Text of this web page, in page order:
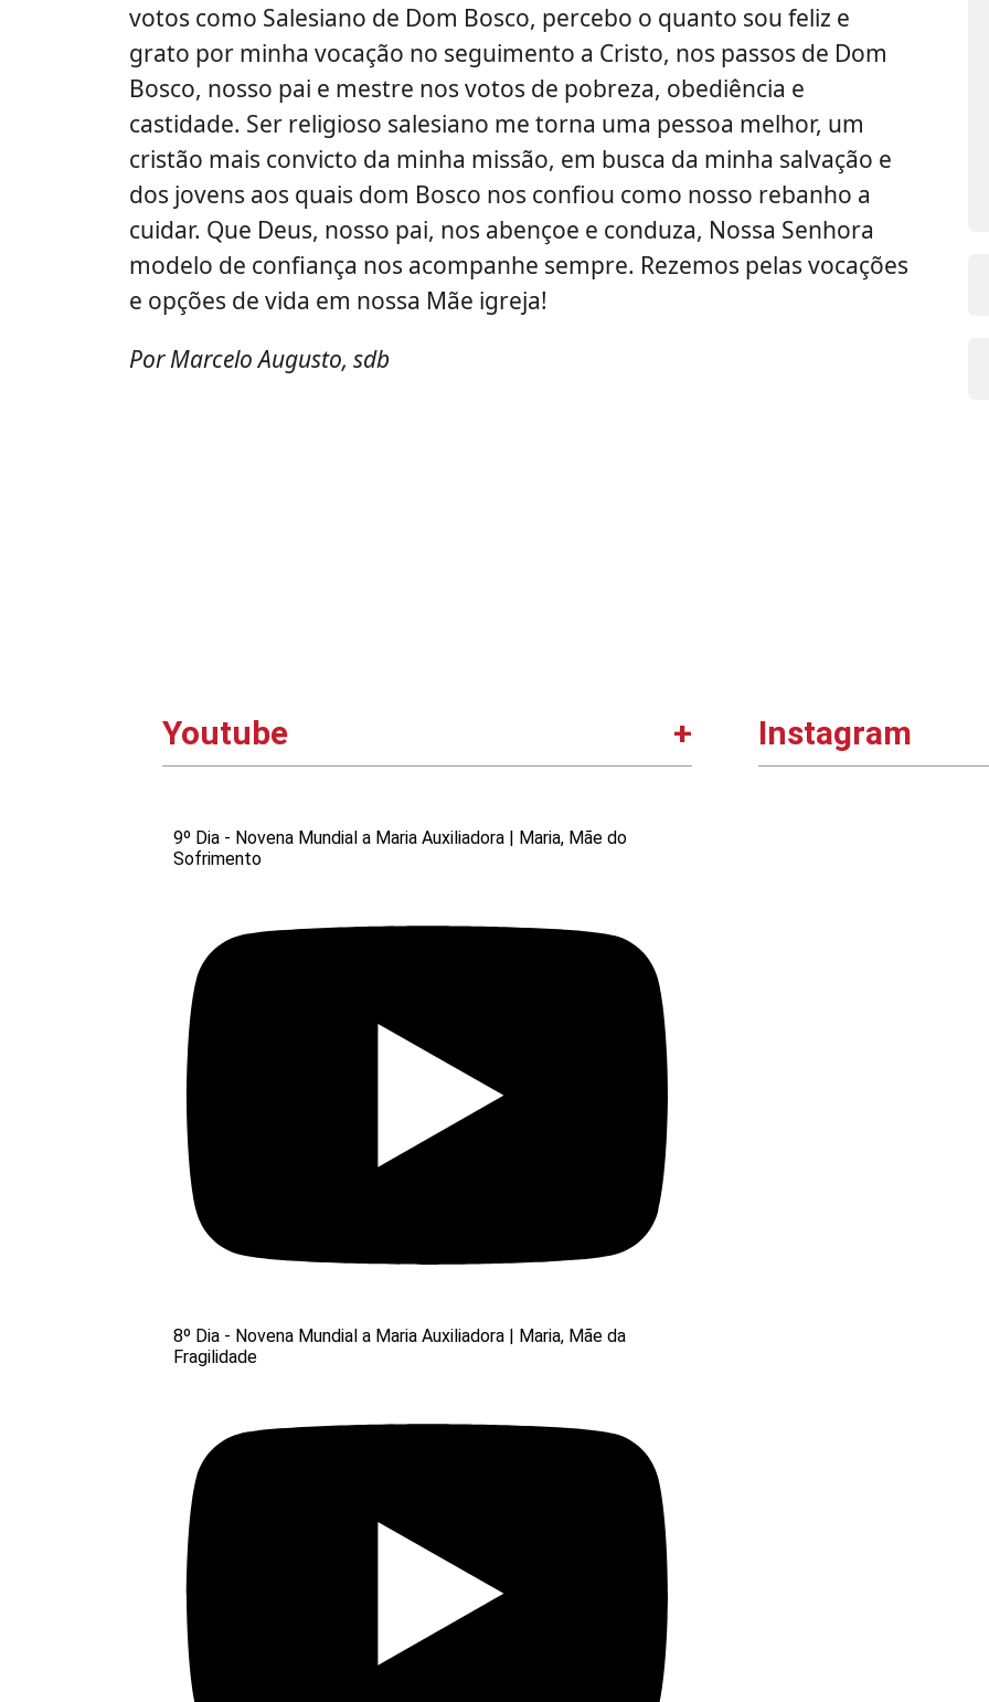
votos como Salesiano de Dom Bosco, percebo o quanto sou feliz e
grato por minha vocação no seguimento a Cristo, nos passos de Dom
Bosco, nosso pai e mestre nos votos de pobreza, obediência e
castidade. Ser religioso salesiano me torna uma pessoa melhor, um
cristão mais convicto da minha missão, em busca da minha salvação e
dos jovens aos quais dom Bosco nos confiou como nosso rebanho a
cuidar. Que Deus, nosso pai, nos abençoe e conduza, Nossa Senhora
modelo de confiança nos acompanhe sempre. Rezemos pelas vocações
e opções de vida em nossa Mãe igreja!
Por Marcelo Augusto, sdb
Youtube
9º Dia - Novena Mundial a Maria Auxiliadora | Maria, Mãe do
Sofrimento
8º Dia - Novena Mundial a Maria Auxiliadora | Maria, Mãe da
Fragilidade
Instagram